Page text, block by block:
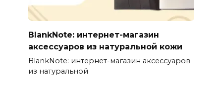
BlankNote: интернет-магазин
аксессуаров из натуральной кожи
BlankNote: интернет-магазин аксессуаров
из натуральной